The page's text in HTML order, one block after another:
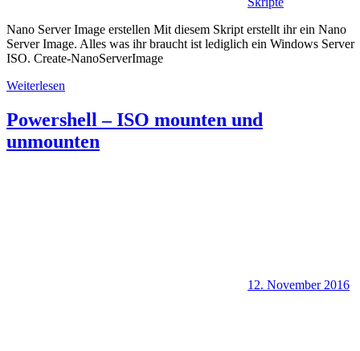
Nano Server Image erstellen Mit diesem Skript erstellt ihr ein Nano
Server Image. Alles was ihr braucht ist lediglich ein Windows Server
ISO. Create-NanoServerImage
Weiterlesen
Powershell – ISO mounten und
unmounten
12. November 2016